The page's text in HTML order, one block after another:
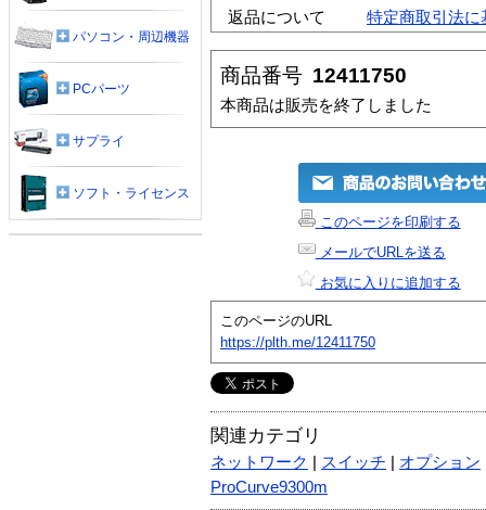
返品について
特定商取引法に
商品番号 12411750
本商品は販売を終了しました
このページを印刷する
メールでURLを送る
お気に入りに追加する
このページのURL
https://plth.me/12411750
関連カテゴリ
ネットワーク スイッチ オプション
ProCurve9300m
パソコン・周辺機器
PCパーツ
サプライ
ソフト・ライセンス